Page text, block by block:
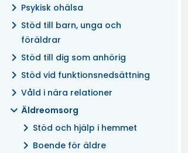
chevron_right Psykisk ohälsa
chevron_right Stöd till barn, unga och
föräldrar
chevron_right Stöd till dig som anhörig
chevron_right Stöd vid funktionsnedsättning
chevron_right Våld i nära relationer
expand_more Äldreomsorg
chevron_right Stöd och hjälp i hemmet
chevron_right Boende för äldre